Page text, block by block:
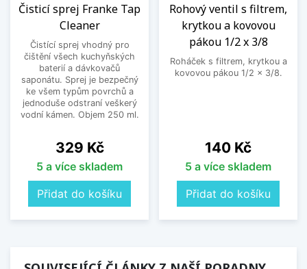
Čisticí sprej Franke Tap
Cleaner
Čistící sprej vhodný pro
čištění všech kuchyňských
baterií a dávkovačů
saponátu. Sprej je bezpečný
ke všem typům povrchů a
jednoduše odstraní veškerý
vodní kámen. Objem 250 ml.
Cena
329 Kč
5 a více skladem
Přidat do košíku
Rohový ventil s filtrem,
krytkou a kovovou
pákou 1/2 x 3/8
Roháček s filtrem, krytkou a
kovovou pákou 1/2 x 3/8.
Cena
140 Kč
5 a více skladem
Přidat do košíku